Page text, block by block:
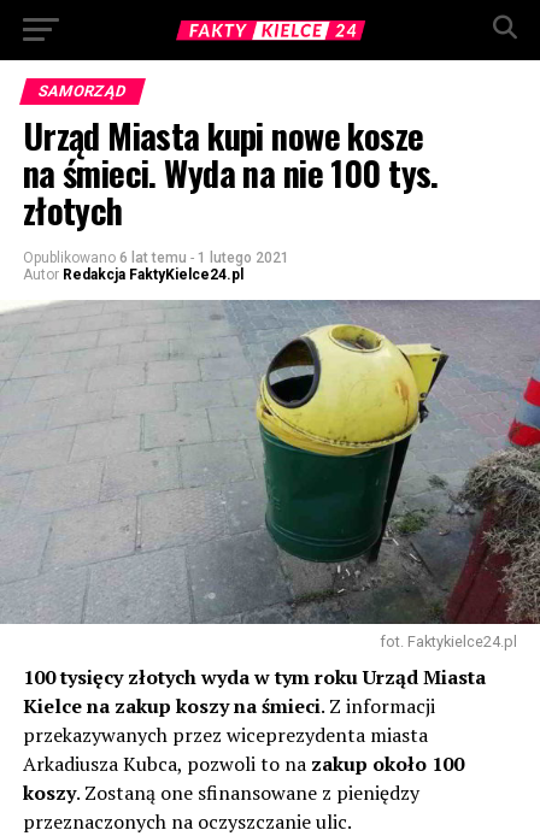
SAMORZĄD
Urząd Miasta kupi nowe kosze
na śmieci. Wyda na nie 100 tys.
złotych
Opublikowano 6 lat temu - 1 lutego 2021
Autor Redakcja FaktyKielce24.pl
fot. Faktykielce24.pl
100 tysięcy złotych wyda w tym roku Urząd Miasta
Kielce na zakup koszy na śmieci. Z informacji
przekazywanych przez wiceprezydenta miasta
Arkadiusza Kubca, pozwoli to na zakup około 100
koszy. Zostaną one sfinansowane z pieniędzy
przeznaczonych na oczyszczanie ulic.